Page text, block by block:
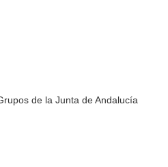
de la Junta de Andalucía